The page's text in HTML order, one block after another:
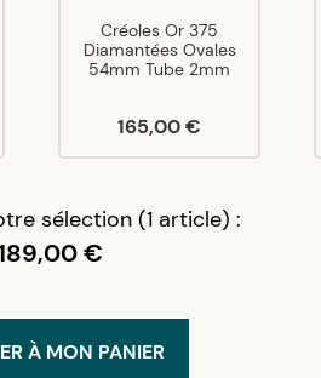
Créoles Or 375
Diamantées Ovales
54mm Tube 2mm
165,00 €
sélection (1 article) :
€
À MON PANIER